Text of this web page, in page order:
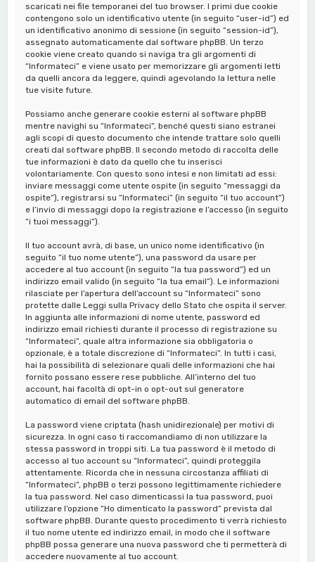
scaricati nei file temporanei del tuo browser. I primi due cookie
contengono solo un identificativo utente (in seguito “user-id”) ed
un identificativo anonimo di sessione (in seguito “session-id”),
assegnato automaticamente dal software phpBB. Un terzo
cookie viene creato quando si naviga tra gli argomenti di
“Informateci” e viene usato per memorizzare gli argomenti letti
da quelli ancora da leggere, quindi agevolando la lettura nelle
tue visite future.
Possiamo anche generare cookie esterni al software phpBB
mentre navighi su “Informateci”, benché questi siano estranei
agli scopi di questo documento che intende trattare solo quelli
creati dal software phpBB. Il secondo metodo di raccolta delle
tue informazioni è dato da quello che tu inserisci
volontariamente. Con questo sono intesi e non limitati ad essi:
inviare messaggi come utente ospite (in seguito “messaggi da
ospite”), registrarsi su “Informateci” (in seguito “il tuo account”)
e l’invio di messaggi dopo la registrazione e l’accesso (in seguito
“i tuoi messaggi”).
Il tuo account avrà, di base, un unico nome identificativo (in
seguito “il tuo nome utente”), una password da usare per
accedere al tuo account (in seguito “la tua password”) ed un
indirizzo email valido (in seguito “la tua email”). Le informazioni
rilasciate per l’apertura dell’account su “Informateci” sono
protette dalle Leggi sulla Privacy dello Stato che ospita il server.
In aggiunta alle informazioni di nome utente, password ed
indirizzo email richiesti durante il processo di registrazione su
“Informateci”, quale altra informazione sia obbligatoria o
opzionale, è a totale discrezione di “Informateci”. In tutti i casi,
hai la possibilità di selezionare quali delle informazioni che hai
fornito possano essere rese pubbliche. All’interno del tuo
account, hai facoltà di opt-in o opt-out sul generatore
automatico di email del software phpBB.
La password viene criptata (hash unidirezionale) per motivi di
sicurezza. In ogni caso ti raccomandiamo di non utilizzare la
stessa password in troppi siti. La tua password è il metodo di
accesso al tuo account su “Informateci”, quindi proteggila
attentamente. Ricorda che in nessuna circostanza affiliati di
“Informateci”, phpBB o terzi possono legittimamente richiedere
la tua password. Nel caso dimenticassi la tua password, puoi
utilizzare l’opzione “Ho dimenticato la password” prevista dal
software phpBB. Durante questo procedimento ti verrà richiesto
il tuo nome utente ed indirizzo email, in modo che il software
phpBB possa generare una nuova password che ti permetterà di
accedere nuovamente al tuo account.